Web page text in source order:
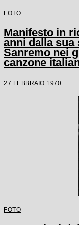
FOTO
Manifesto in
anni dalla sua
Sanremo nei
canzone
27 FEBBRAIO 1970
FOTO